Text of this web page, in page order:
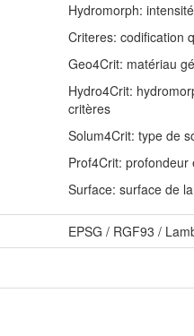
Hydromorph:
Criteres: codification
Geo4Crit: matériau
Hydro4Crit:
critères
Solum4Crit: type de
Prof4Crit:
Surface: surface de
EPSG / RGF93 /